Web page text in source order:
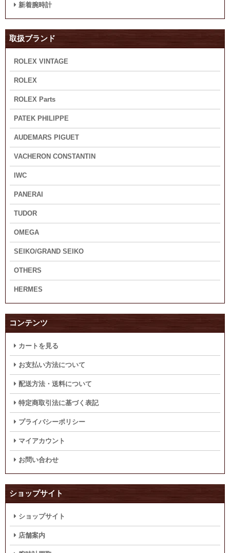
新着腕時計
取扱ブランド
ROLEX VINTAGE
ROLEX
ROLEX Parts
PATEK PHILIPPE
AUDEMARS PIGUET
VACHERON CONSTANTIN
IWC
PANERAI
TUDOR
OMEGA
SEIKO/GRAND SEIKO
OTHERS
HERMES
コンテンツ
カートを見る
お支払い方法について
配送方法・送料について
特定商取引法に基づく表記
プライバシーポリシー
マイアカウント
お問い合わせ
ショップサイト
ショップサイト
店舗案内